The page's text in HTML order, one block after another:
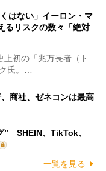
はない」イーロン・マ
るリスクの数々「絶対
初の「兆万長者（ト
氏。…
商社、ゼネコンは最高
” SHEIN、TikTok、
一覧を見る